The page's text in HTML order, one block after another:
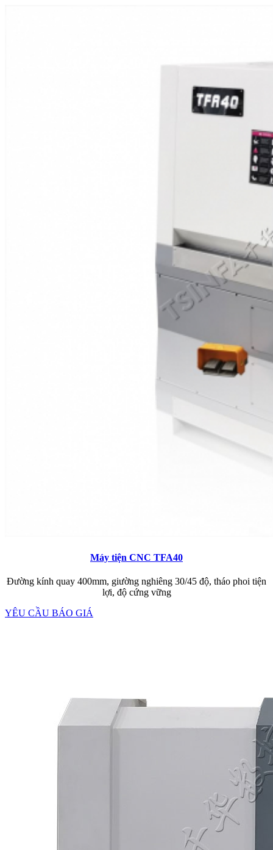
Máy tiện CNC TFA40
Đường kính quay 400mm, giường nghiêng 30/45 độ, tháo phoi tiện
lợi, độ cứng vững
YÊU CẦU BÁO GIÁ